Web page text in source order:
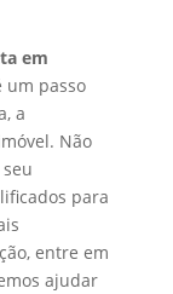
em
um passo
a
Não
para
entre em
ajudar